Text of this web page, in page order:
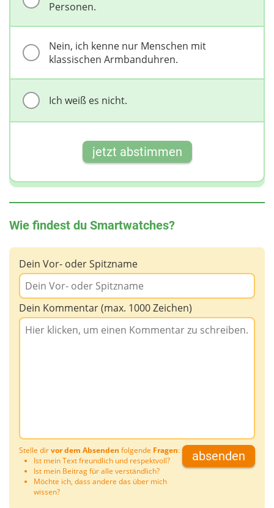
Personen.
Nein, ich kenne nur Menschen mit
klassischen Armbanduhren.
Ich weiß es nicht.
jetzt abstimmen
Wie findest du Smartwatches?
Dein Vor- oder Spitzname
Dein Kommentar (max. 1000 Zeichen)
Stelle dirvor dem Absenden folgende Fragen:
Ist mein Text freundlich und respektvoll?
Ist mein Beitrag für alle verständlich?
Möchte ich, dass andere das über mich
wissen?
absenden